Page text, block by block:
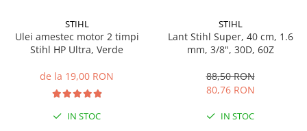
Mobilier gradina
Depozitare gradina
Aparate de spalat cu presiune
STIHL
Ulei amestec motor 2 timpi
Stihl HP Ultra, Verde
de la 19,00 RON
IN STOC
STIHL
Lant Stihl Super, 40 cm, 1.6
mm, 3/8", 30D, 60Z
88,50 RON
80,76 RON
IN STOC